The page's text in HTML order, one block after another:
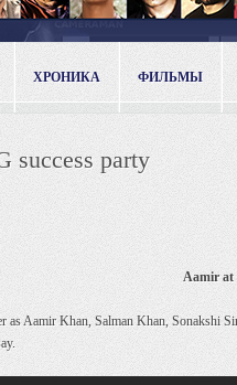
ХРОНИКА ФИЛЬМЫ
success party
Aamir at
as Aamir Khan, Salman Khan, Sonakshi